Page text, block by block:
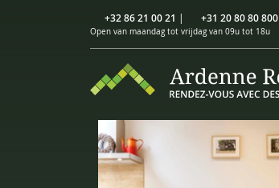
+32 86 21 00 21 | +31 20 80 80 800
Open van maandag tot vrijdag van 09u tot 18u